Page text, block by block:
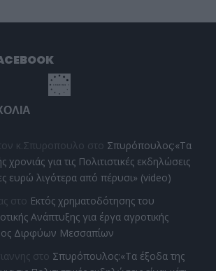
κ.Σπυροπουλο στο Σπυρόπουλος:«Τα
χρονιάς για τις Πολιτιστικές εκδηλώσεις
ευρώ λιγότερα από πέρυσι» (video)
στο Εκτός χρηματοδότησης του
Ανάπτυξης για έργα αγροτικής
Διρφύων Μεσσαπίων
στο Σπυρόπουλος:«Τα έξοδα της